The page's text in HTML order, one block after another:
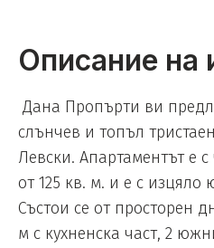
Описание на
Дана Пропърти ви
слънчев и топъл
Левски. Апартаментът е
от 125 кв. м. и е с
Състои се от просторен
м с кухненска част, 2